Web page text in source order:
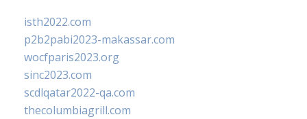
isth2022.com
p2b2pabi2023-makassar.com
wocfparis2023.org
sinc2023.com
scdlqatar2022-qa.com
thecolumbiagrill.com